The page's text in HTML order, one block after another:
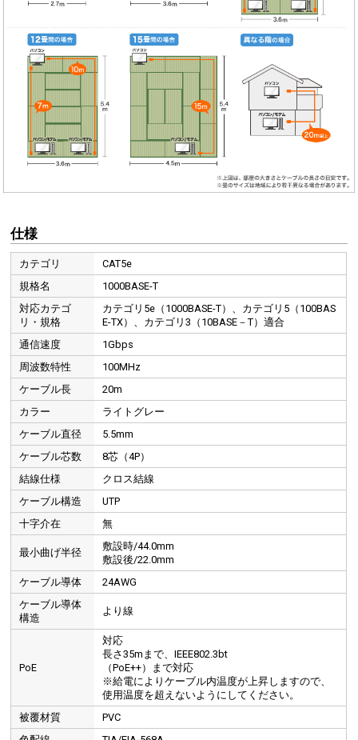
仕様
カテゴリ
CAT5e
規格名
1000BASE-T
対応カテゴ
リ・規格
カテゴリ5e（1000BASE-T）、カテゴリ5（100BAS
E-TX）、カテゴリ3（10BASE－T）適合
通信速度
1Gbps
周波数特性
100MHz
ケーブル長
20m
カラー
ライトグレー
ケーブル直径
5.5mm
ケーブル芯数
8芯（4P）
結線仕様
クロス結線
ケーブル構造
UTP
十字介在
無
最小曲げ半径
敷設時/44.0mm
敷設後/22.0mm
ケーブル導体
24AWG
ケーブル導体
構造
より線
PoE
対応
長さ35mまで、IEEE802.3bt
（PoE++）まで対応
※給電によりケーブル内温度が上昇しますので、
使用温度を超えないようにしてください。
被覆材質
PVC